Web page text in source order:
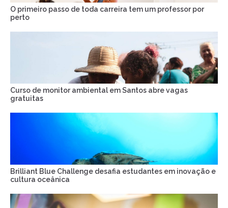
O primeiro passo de toda carreira tem um professor por
perto
Curso de monitor ambiental em Santos abre vagas
gratuitas
Brilliant Blue Challenge desafia estudantes em inovação e
cultura oceânica